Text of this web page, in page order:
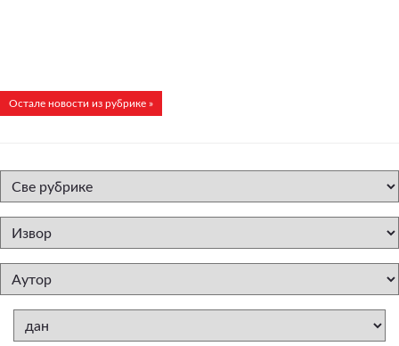
Остале новости из рубрике »